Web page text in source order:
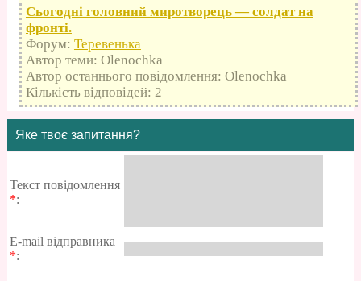
Сьогодні головний миротворець — солдат на
фронті.
Форум: Теревенька
Автор теми: Olenochka
Автор останнього повідомлення: Olenochka
Кількість відповідей: 2
Яке твоє запитання?
Текст повідомлення
*:
E-mail відправника
*: